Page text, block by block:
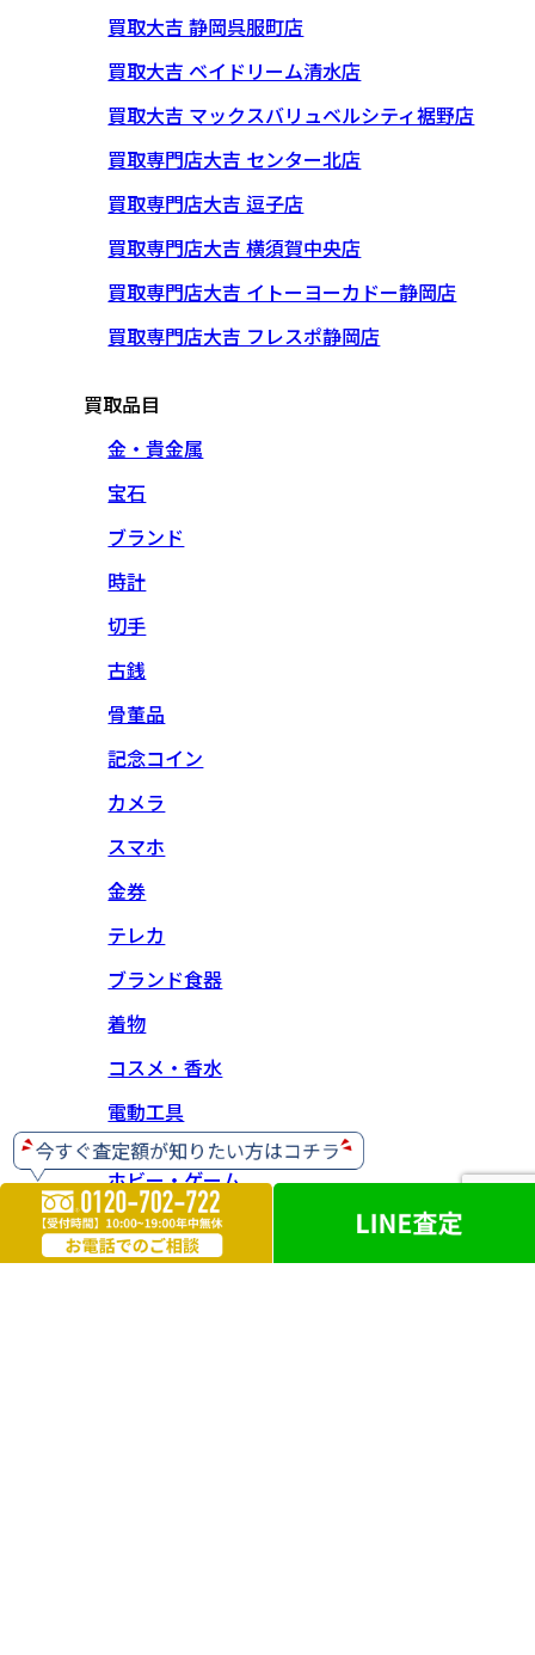
買取大吉 静岡呉服町店
買取大吉 ベイドリーム清水店
買取大吉 マックスバリュベルシティ裾野店
買取専門店大吉 センター北店
買取専門店大吉 逗子店
買取専門店大吉 横須賀中央店
買取専門店大吉 イトーヨーカドー静岡店
買取専門店大吉 フレスポ静岡店
買取品目
金・貴金属
宝石
ブランド
時計
切手
古銭
骨董品
記念コイン
カメラ
スマホ
金券
テレカ
ブランド食器
着物
コスメ・香水
電動工具
ホビー・ゲーム
楽器
お酒